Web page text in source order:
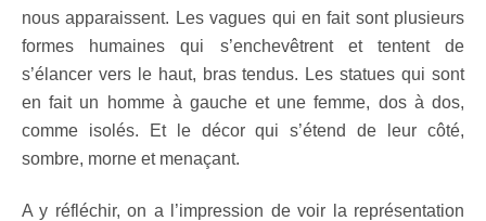
nous apparaissent. Les vagues qui en fait sont plusieurs
formes humaines qui s’enchevêtrent et tentent de
s’élancer vers le haut, bras tendus. Les statues qui sont
en fait un homme à gauche et une femme, dos à dos,
comme isolés. Et le décor qui s’étend de leur côté,
sombre, morne et menaçant.
A y réfléchir, on a l’impression de voir la représentation